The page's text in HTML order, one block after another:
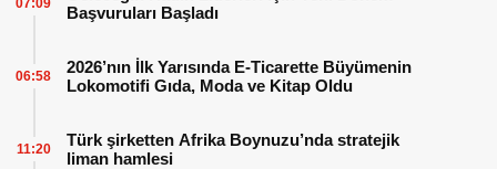
Başvuruları Başladı
07:09
2026’nın İlk Yarısında E-Ticarette Büyümenin
Lokomotifi Gıda, Moda ve Kitap Oldu
06:58
Türk şirketten Afrika Boynuzu’nda stratejik
liman hamlesi
11:20